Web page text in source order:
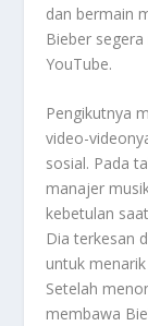
dan bermain
Bieber
YouTube.
Pengikutnya
video-
sosial. Pada
manajer
kebetulan
Dia terkesan
untuk
Setelah
membawa